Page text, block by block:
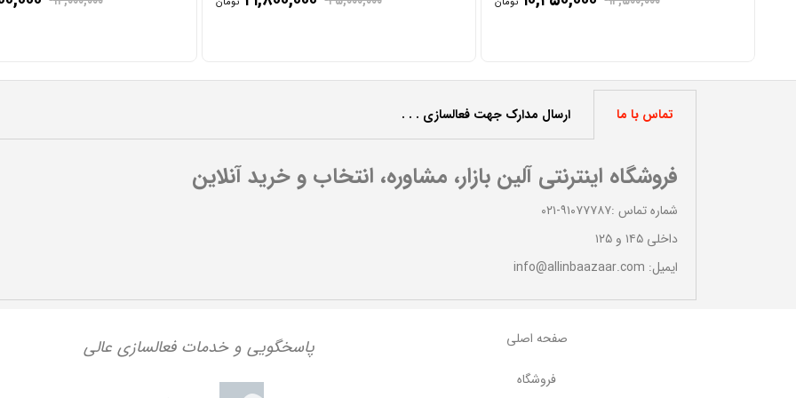
تماس با ما ارسال مدارک جهت فعالسازی . . .
فروشگاه اینترنتی آلین بازار، مشاوره، انتخاب و خرید آنلاین
شماره تماس :۹۱۰۷۷۷۸۷-۰۲۱
داخلی ۱۴۵ و ۱۲۵
ایمیل: info@allinbaazaar.com
صفحه اصلی
فروشگاه
با تشکر از خدمات شما پاسخگویی و خدمات فعالسازی عالی